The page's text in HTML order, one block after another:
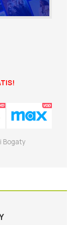
Bogaty